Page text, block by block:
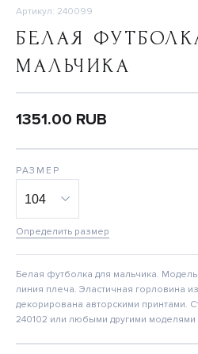
Артикул: 240099
БЕЛАЯ
МАЛЬЧИКА
1351.00 RUB
РАЗМЕР
Определить размер
Белая футболка для мальчика.
линия плеча. Эластичная горловина
декорирована авторскими принтами.
240102 или любыми другими моделями